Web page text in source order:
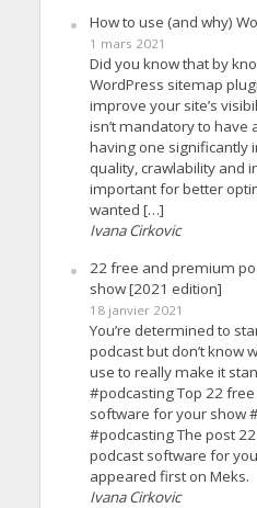
How to use (and why)
1 mars 2021
Did you know that by
WordPress sitemap
improve your site’s
isn’t mandatory to have
having one significantly
quality, crawlability and
important for better
wanted […]
Ivana Cirkovic
22 free and premium
show [2021 edition]
18 janvier 2021
You’re determined to
podcast but don’t know
use to really make it
#podcasting Top 22
software for your show
#podcasting The post
podcast software for
appeared first on Meks.
Ivana Cirkovic